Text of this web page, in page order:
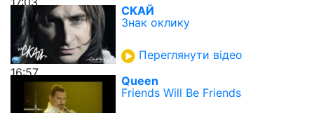
16:57
СКАЙ
Знак оклику
Переглянути відео
Queen
Friends Will Be Friends